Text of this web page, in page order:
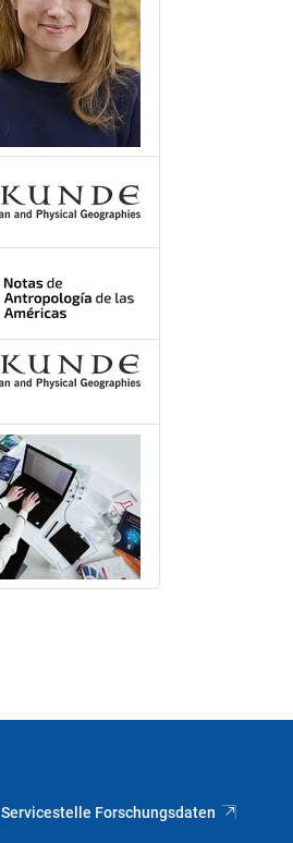
Servicestelle Forschungsdaten